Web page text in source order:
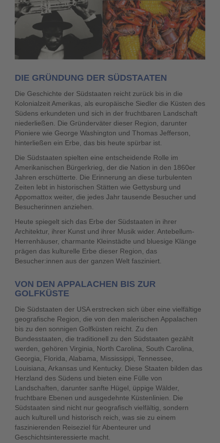
DIE GRÜNDUNG DER SÜDSTAATEN
Die Geschichte der Südstaaten reicht zurück bis in die
Kolonialzeit Amerikas, als europäische Siedler die Küsten des
Südens erkundeten und sich in der fruchtbaren Landschaft
niederließen. Die Gründerväter dieser Region, darunter
Pioniere wie George Washington und Thomas Jefferson,
hinterließen ein Erbe, das bis heute spürbar ist.
Die Südstaaten spielten eine entscheidende Rolle im
Amerikanischen Bürgerkrieg, der die Nation in den 1860er
Jahren erschütterte. Die Erinnerung an diese turbulenten
Zeiten lebt in historischen Stätten wie Gettysburg und
Appomattox weiter, die jedes Jahr tausende Besucher und
Besucherinnen anziehen.
Heute spiegelt sich das Erbe der Südstaaten in ihrer
Architektur, ihrer Kunst und ihrer Musik wider. Antebellum-
Herrenhäuser, charmante Kleinstädte und bluesige Klänge
prägen das kulturelle Erbe dieser Region, das
Besucher:innen aus der ganzen Welt fasziniert.
VON DEN APPALACHEN BIS ZUR
GOLFKÜSTE
Die Südstaaten der USA erstrecken sich über eine vielfältige
geografische Region, die von den malerischen Appalachen
bis zu den sonnigen Golfküsten reicht. Zu den
Bundesstaaten, die traditionell zu den Südstaaten gezählt
werden, gehören Virginia, North Carolina, South Carolina,
Georgia, Florida, Alabama, Mississippi, Tennessee,
Louisiana, Arkansas und Kentucky. Diese Staaten bilden das
Herzland des Südens und bieten eine Fülle von
Landschaften, darunter sanfte Hügel, üppige Wälder,
fruchtbare Ebenen und ausgedehnte Küstenlinien. Die
Südstaaten sind nicht nur geografisch vielfältig, sondern
auch kulturell und historisch reich, was sie zu einem
faszinierenden Reiseziel für Abenteurer und
Geschichtsinteressierte macht.